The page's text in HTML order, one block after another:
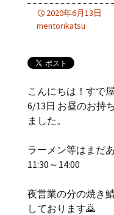
2020年6月13日
mentorikatsu
こんにちは！すで
6/13日 お昼のお持
ました。
ラーメン等はまだあ
11:30～14:00
夜営業の分の焼き
しております🙇